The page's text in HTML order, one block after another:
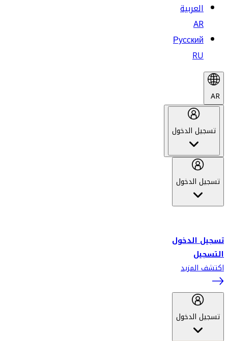
العربية
AR
Русский
RU
AR
تسجيل الدخول
تسجيل الدخول
تسجيل الدخول
التسجيل
اكتشف المزيد
تسجيل الدخول